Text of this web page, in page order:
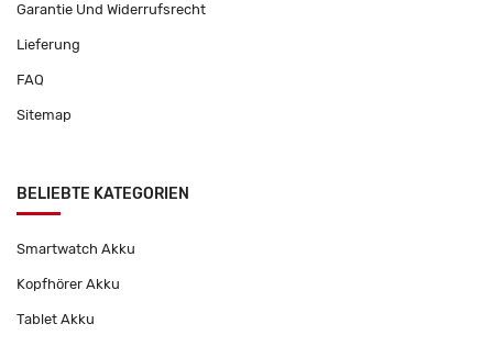
Garantie Und Widerrufsrecht
Lieferung
FAQ
Sitemap
BELIEBTE KATEGORIEN
Smartwatch Akku
Kopfhörer Akku
Tablet Akku